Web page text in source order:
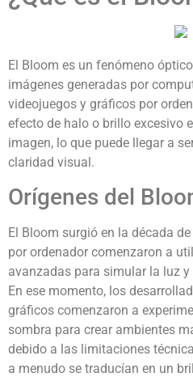
El Bloom es un fenómeno
imágenes generadas por
videojuegos y gráficos por
efecto de halo o brillo excesivo
imagen, lo que puede llegar a
claridad visual.
Orígenes del
El Bloom surgió en la década
por ordenador comenzaron a
avanzadas para simular la luz
En ese momento, los
gráficos comenzaron a
sombra para crear ambientes
debido a las limitaciones
a menudo se traducían en un